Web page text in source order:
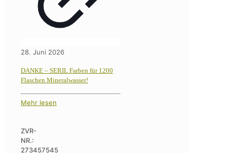
28. Juni 2026
DANKE – SERIL Farben für 1200
Flaschen Mineralwasser!
Mehr lesen
ZVR-
NR.:
273457545